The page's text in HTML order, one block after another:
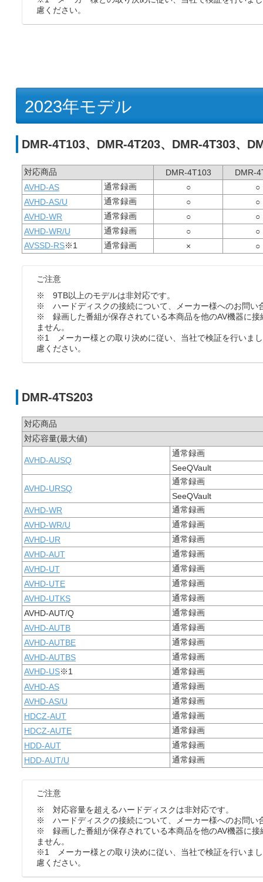
慮ください。
2023年モデル
DMR-4T103、DMR-4T203、DMR-4T303、
対応商品 DMR-4T103
DMR-
AVHD-AS
通常録画 ○
○
AVHD-AS/U
通常録画 ○
○
AVHD-WR
通常録画 ○
○
AVHD-WR/U
通常録画 ○
○
AVSSD-RS※1 通常録画 × ○
ご注意
※ 9TB以上のモデルは非対応です。
※ ハードディスクの接続について、メーカー様へのお問い
※ 録画した番組が保存されている本商品を他のAV機器に接
ません。
※1 メーカー様との取り決めに従い、当社で検証を行いま
慮ください。
DMR-4TS203
対応商品
対応容量(最大値)
AVHD-AUSQ
通常録画
SeeQVault
AVHD-URSQ
通常録画
SeeQVault
AVHD-WR
通常録画
AVHD-WR/U
通常録画
AVHD-UR
通常録画
AVHD-AUT
通常録画
AVHD-UT
通常録画
AVHD-UTE
通常録画
AVHD-UTKS
通常録画
AVHD-AUT/Q
通常録画
AVHD-AUTB
通常録画
AVHD-AUTBE
通常録画
AVHD-AUTBS
通常録画
AVHD-US※1
通常録画
AVHD-AS
通常録画
AVHD-AS/U
通常録画
HDCZ-AUT
通常録画
HDCZ-AUTE
通常録画
HDD-AUT
通常録画
HDD-AUT/U
通常録画
ご注意
※ 対応容量を超えるハードディスクは非対応です。
※ ハードディスクの接続について、メーカー様へのお問い
※ 録画した番組が保存されている本商品を他のAV機器に接
ません。
※1 メーカー様との取り決めに従い、当社で検証を行いま
慮ください。